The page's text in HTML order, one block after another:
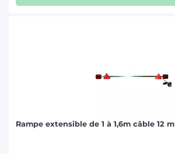
Rampe extensible de 1 à 1,6m câble 12 m